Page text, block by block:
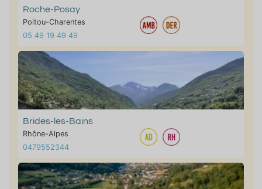
Roche-Posay
Poitou-Charentes
05 49 19 49 49
Brides-les-Bains
Rhône-Alpes
0479552344